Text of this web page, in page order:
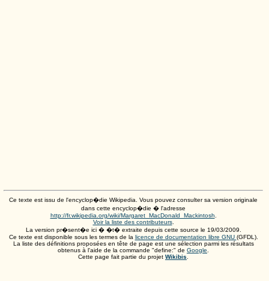
Ce texte est issu de l'encyclop�die Wikipedia. Vous pouvez consulter sa version originale
dans cette encyclop�die � l'adresse
http://fr.wikipedia.org/wiki/Margaret_MacDonald_Mackintosh.
Voir la liste des contributeurs.
La version pr�sent�e ici � �t� extraite depuis cette source le 19/03/2009.
Ce texte est disponible sous les termes de la licence de documentation libre GNU (GFDL).
La liste des définitions proposées en tête de page est une sélection parmi les résultats
obtenus à l'aide de la commande "define:" de Google.
Cette page fait partie du projet Wikibis.